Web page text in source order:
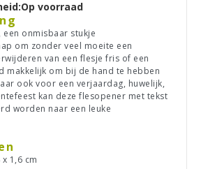
Op voorraad
een onmisbaar stukje
om zonder veel moeite een
van een flesje fris of een
makkelijk om bij de hand te hebben
ook voor een verjaardag, huwelijk,
kan deze flesopener met tekst
worden naar een leuke
1,6 cm